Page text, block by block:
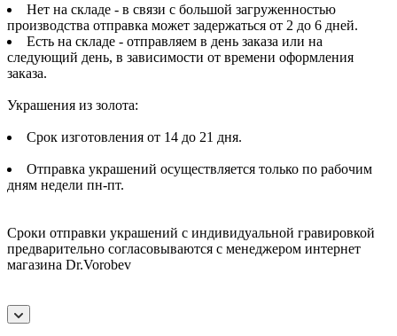
Нет на складе - в связи с большой загруженностью
производства отправка может задержаться от 2 до 6 дней.
Есть на складе - отправляем в день заказа или на
следующий день, в зависимости от времени оформления
заказа.
Украшения из золота:
Срок изготовления от 14 до 21 дня.
Отправка украшений осуществляется только по рабочим
дням недели пн-пт.
Сроки отправки украшений с индивидуальной гравировкой
предварительно согласовываются с менеджером интернет
магазина Dr.Vorobev